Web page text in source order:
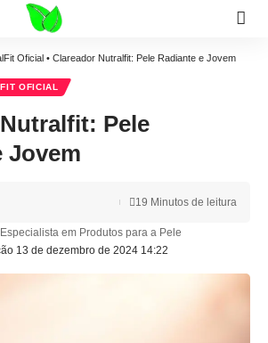
Oficial • Clareador Nutralfit: Pele Radiante e Jovem
OFICIAL
Pele
Jovem
13 de dezembro de 2024 14:22
em Produtos para a Pele
19 Minutos de leitura